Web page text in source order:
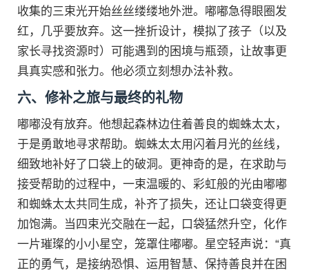
收集的三束光开始丝丝缕缕地外泄。嘟嘟急得眼圈发
红，几乎要放弃。这一挫折设计，模拟了孩子（以及
家长寻找资源时）可能遇到的困境与瓶颈，让故事更
具真实感和张力。他必须立刻想办法补救。
六、修补之旅与最终的礼物
嘟嘟没有放弃。他想起森林边住着善良的蜘蛛太太，
于是勇敢地寻求帮助。蜘蛛太太用闪着月光的丝线，
细致地补好了口袋上的破洞。更神奇的是，在求助与
接受帮助的过程中，一束温暖的、彩虹般的光由嘟嘟
和蜘蛛太太共同生成，补齐了损失，还让口袋变得更
加饱满。当四束光交融在一起，口袋猛然升空，化作
一片璀璨的小小星空，笼罩住嘟嘟。星空轻声说：“真
正的勇气，是接纳恐惧、运用智慧、保持善良并在困